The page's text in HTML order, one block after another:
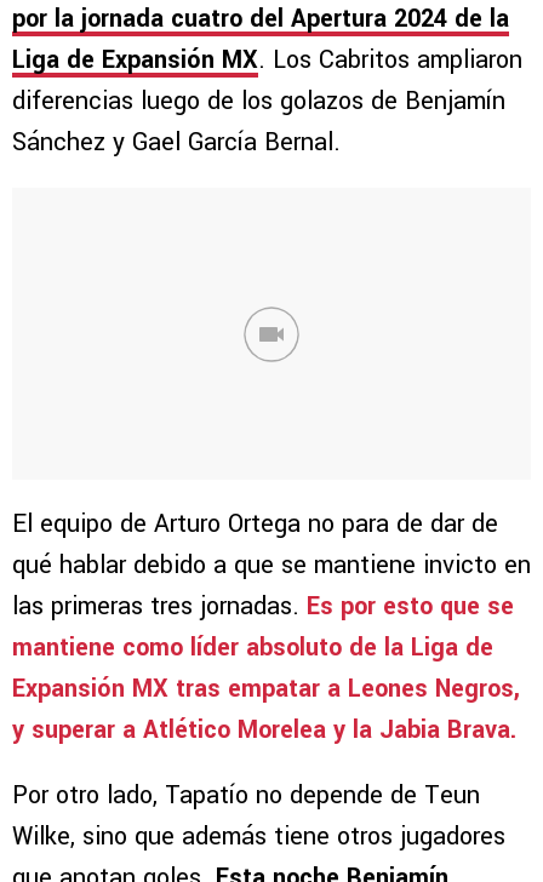
por la jornada cuatro del Apertura 2024 de la
Liga de Expansión MX. Los Cabritos ampliaron
diferencias luego de los golazos de Benjamín
Sánchez y Gael García Bernal.
El equipo de Arturo Ortega no para de dar de
qué hablar debido a que se mantiene invicto en
las primeras tres jornadas. Es por esto que se
mantiene como líder absoluto de la Liga de
Expansión MX tras empatar a Leones Negros,
y superar a Atlético Morelea y la Jabia Brava.
Por otro lado, Tapatío no depende de Teun
Wilke, sino que además tiene otros jugadores